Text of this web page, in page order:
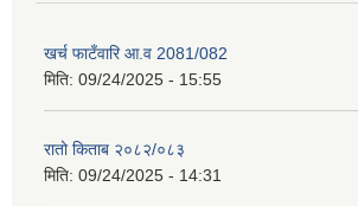
खर्च फाटँवारि आ.व 2081/082
मिति: 09/24/2025 - 15:55
रातो किताब २०८२/०८३
मिति: 09/24/2025 - 14:31